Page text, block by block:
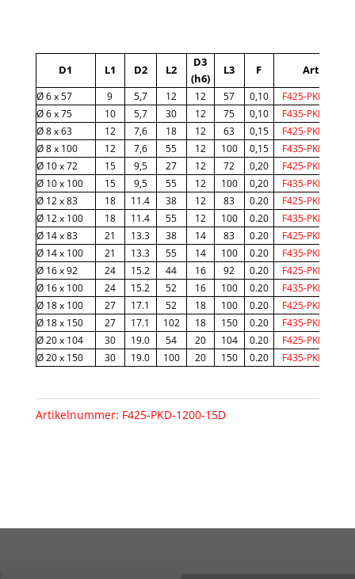
r
n
a
t
i
v
e
:
D1 L1 D2 L2
D3
(h6)
L3 F Art.-Code
Ø 6 x 57 9 5,7 12 12 57 0,10
F425-PKD-
Ø 6 x 75
10 5,7 30 12 75 0,10
F435-PKD-
Ø 8 x 63
12 7,6 18 12 63 0,15
F425-PKD-
Ø 8 x 100
12 7,6 55 12 100 0,15
F435-PKD-
Ø 10 x 72
15 9,5 27 12 72 0,20
F425-PKD-
Ø 10 x 100
15 9,5 55 12 100 0,20
F435-PKD-
Ø 12 x 83
18 11.4 38 12 83 0.20
F425-PKD-
Ø 12 x 100
18 11.4 55 12 100 0.20
F435-PKD-
Ø 14 x 83
21 13.3 38 14 83 0.20
F425-PKD-
Ø 14 x 100
21 13.3 55 14 100 0.20
F435-PKD-
Ø 16 x 92
24 15.2 44 16 92 0.20
F425-PKD-
Ø 16 x 100
24 15.2 52 16 100 0.20
F435-PKD-
Ø 18 x 100
27 17.1 52 18 100 0.20
F425-PKD-
Ø 18 x 150
27 17.1 102 18 150 0.20
F435-PKD-
Ø 20 x 104
30 19.0 54 20 104 0.20
F425-PKD-
Ø 20 x 150
30 19.0 100 20 150 0.20 F435-PKD-
Artikelnummer: F425-PKD-1200-15D